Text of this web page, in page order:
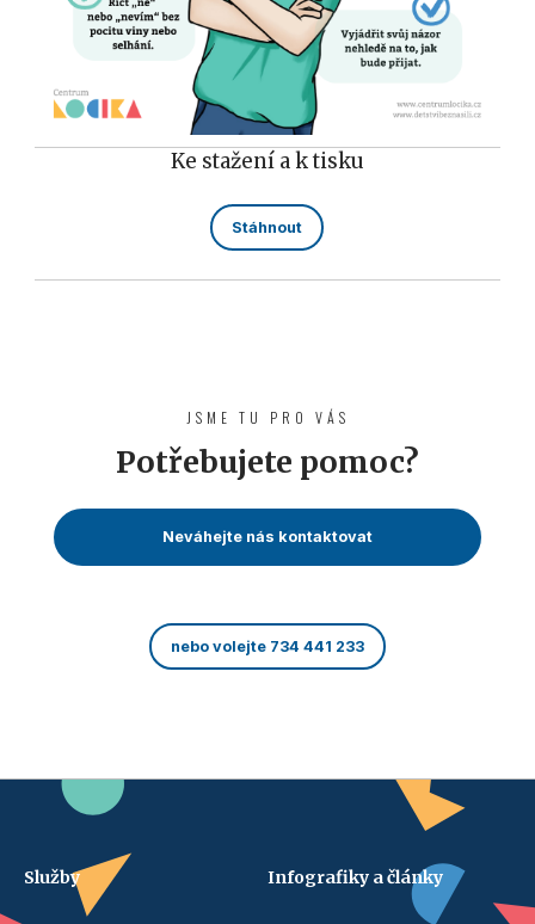
Ke stažení a k tisku
Stáhnout
JSME TU PRO VÁS
Potřebujete pomoc?
Neváhejte nás kontaktovat
nebo volejte 734 441 233
Služby Infografiky a články